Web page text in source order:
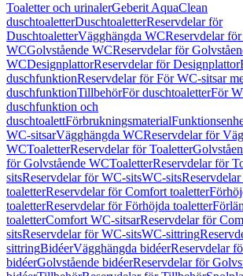
Toaletter och urinalerGeberit AquaClean
duschtoaletterDuschtoaletterReservdelar för
DuschtoaletterVägghängda WCReservdelar
WCGolvstående WCReservdelar för
WCDesignplattorReservdelar för Designplattor
duschfunktionReservdelar för För WC-sitsar
duschfunktionTillbehörFör duschtoaletterFör
duschfunktion och
duschtoalettFörbrukningsmaterial
WC-sitsarVägghängda WCReservdelar för
WCToaletterReservdelar för Toaletter
för Golvstående WCToaletterReservdelar för
sitsReservdelar för WC-sitsWC-sits
toaletterReservdelar för Comfort toaletter
toaletterReservdelar för Förhöjda toaletter
toaletterComfort WC-sitsarReservdelar för
sitsReservdelar för WC-sitsWC-sittring
sittringBidéerVägghängda bidéerReservdelar
bidéerGolvstående bidéerReservdelar för